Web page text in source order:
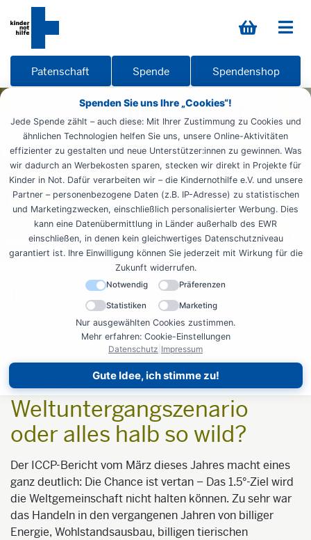
Spenden Sie uns Ihre „Cookies“!
Jede Spende zählt – auch diese: Mit Ihrer Zustimmung zu Cookies und
ähnlichen Technologien helfen Sie uns, unsere Online-Aktivitäten
effizienter zu gestalten und neue Unterstützer:innen zu gewinnen. Was
wir dadurch an Werbekosten sparen, stecken wir direkt in Projekte für
Kinder in Not. Dafür verarbeiten wir – die Kindernothilfe e.V. und unsere
Partner – personenbezogene Daten (z.B. IP-Adresse) zu statistischen
und Marketingzwecken, einschließlich personalisierter Werbung. Dies
kann eine Datenübermittlung in Länder außerhalb des EWR
einschließen, in denen kein gleichwertiges Datenschutzniveau
garantiert ist. Ihre Einwilligung können Sie jederzeit mit Wirkung für die
Zukunft widerrufen.
Notwendig Präferenzen
Statistiken Marketing
Nur ausgewählten Cookies zustimmen.
Mehr erfahren: Cookie-Einstellungen
Datenschutz Impressum
Gute Idee, ich stimme zu!
Patenschaft Spende Spendenshop
Das war das VIDEOcamp
Klimakrise in den sozialen
Medien:
Weltuntergangszenario
oder alles halb so wild?
Der ICCP-Bericht vom März dieses Jahres macht eines
ganz deutlich: Die Chance ist vertan – Das 1.5°-Ziel wird
die Weltgemeinschaft nicht halten können. Zu sehr war
das Handeln in den vergangenen Jahren von billiger
Energie, Wohlstandsausbau, billigen tierischen